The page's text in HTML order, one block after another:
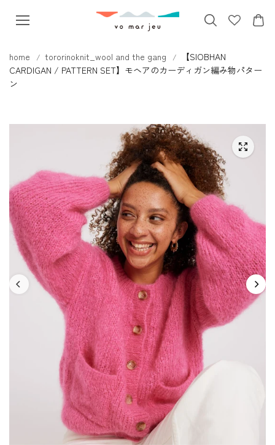
キップ
home tororinoknit_wool and the gang
【SIOBHAN
CARDIGAN / PATTERN SET】モヘアのカーディガン編み物パター
ン